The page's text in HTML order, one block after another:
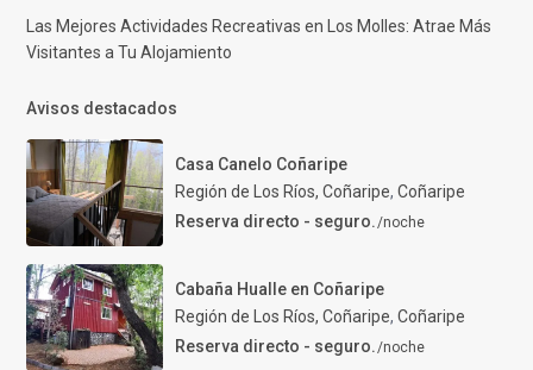
Las Mejores Actividades Recreativas en Los Molles: Atrae Más
Visitantes a Tu Alojamiento
Avisos destacados
Casa Canelo Coñaripe
Región de Los Ríos, Coñaripe, Coñaripe
Reserva directo - seguro./noche
Cabaña Hualle en Coñaripe
Región de Los Ríos, Coñaripe, Coñaripe
Reserva directo - seguro./noche